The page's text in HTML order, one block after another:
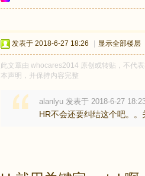
发表于 2018-6-27 18:26 显示全部楼层
此文章由 whocares2014 原创或转贴，不代
本声明，并保持内容完整
alanlyu 发表于 2018-6-27
HR不会还要纠结这个吧。